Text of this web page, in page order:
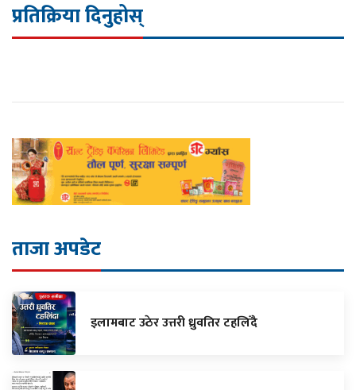
प्रतिक्रिया दिनुहोस्
ताजा अपडेट
इलामबाट उठेर उत्तरी ध्रुवतिर टहलिँदै